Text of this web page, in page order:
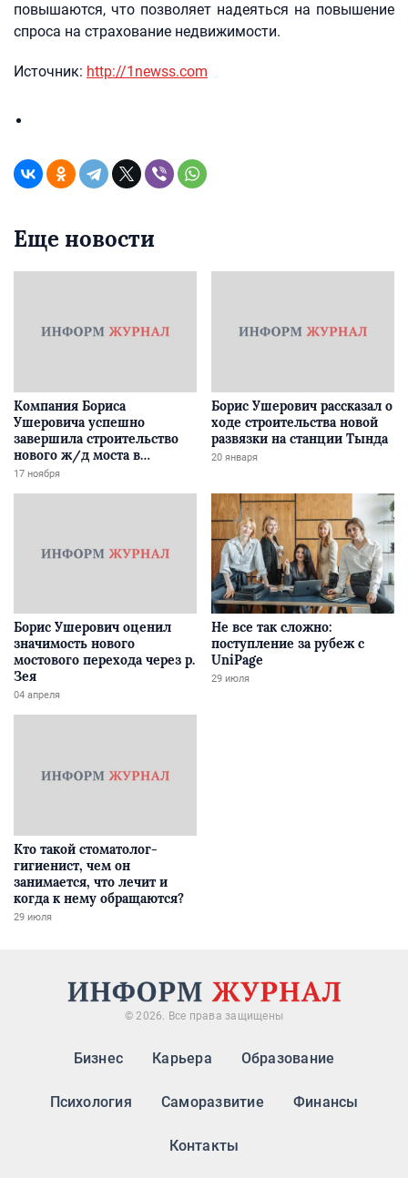
повышаются, что позволяет надеяться на повышение
спроса на страхование недвижимости.
Источник: http://1newss.com
Еще новости
Компания Бориса
Ушеровича успешно
завершила строительство
нового ж/д моста в
Забайкалье
17 ноября
Борис Ушерович рассказал о
ходе строительства новой
развязки на станции Тында
20 января
Борис Ушерович оценил
значимость нового
мостового перехода через р.
Зея
04 апреля
Не все так сложно:
поступление за рубеж с
UniPage
29 июля
Кто такой стоматолог-
гигиенист, чем он
занимается, что лечит и
когда к нему обращаются?
29 июля
© 2026. Все права защищены
Бизнес Карьера Образование
Психология Саморазвитие Финансы
Контакты